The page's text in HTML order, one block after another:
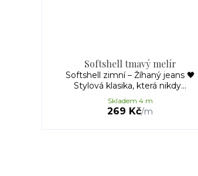
Softshell tmavý melír
Softshell zimní – Žíhaný jeans 🖤
Stylová klasika, která nikdy...
269 Kč/m
Skladem 4 m